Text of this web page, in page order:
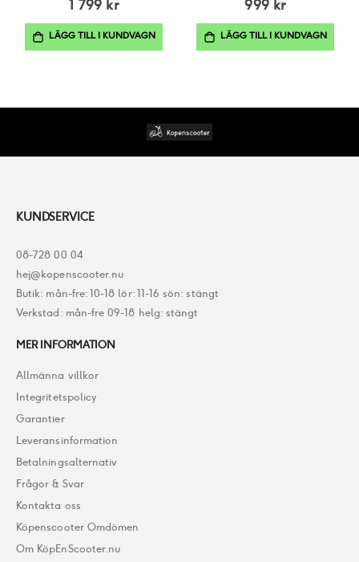
1 799 kr
LÄGG TILL I KUNDVAGN
999 kr
LÄGG TILL I KUNDVAGN
KUNDSERVICE
08-728 00 04
hej@kopenscooter.nu
Butik: mån-fre: 10-18 lör: 11-16 sön: stängt
Verkstad: mån-fre 09-18 helg: stängt
MER INFORMATION
Allmänna villkor
Integritetspolicy
Garantier
Leveransinformation
Betalningsalternativ
Frågor & Svar
Kontakta oss
Köpenscooter Omdömen
Om KöpEnScooter.nu